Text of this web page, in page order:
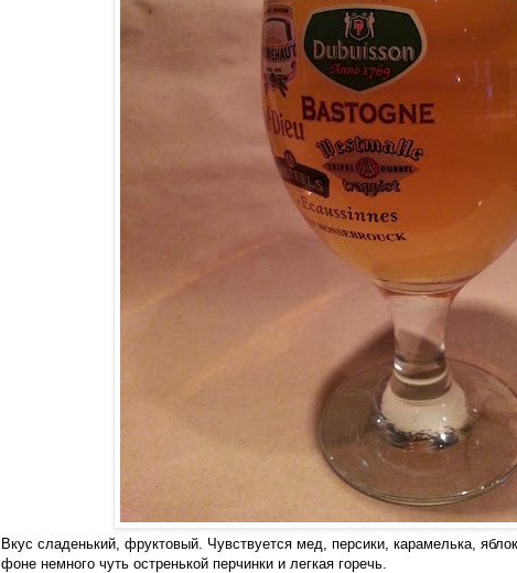
Вкус сладенький, фруктовый. Чувствуется мед, персики, карамелька,
фоне немного чуть остренькой перчинки и легкая горечь.